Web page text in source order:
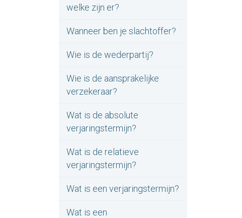
welke zijn er?
Wanneer ben je slachtoffer?
Wie is de wederpartij?
Wie is de aansprakelijke
verzekeraar?
Wat is de absolute
verjaringstermijn?
Wat is de relatieve
verjaringstermijn?
Wat is een verjaringstermijn?
Wat is een